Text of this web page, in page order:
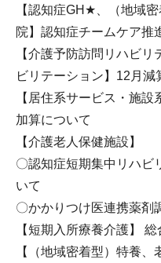
【認知症GH★、（地域
院】認知症チームケア推
【介護予防訪問リハビ
ビリテーション】12月減
【居住系サービス・施
加算について
【介護老人保健施設】
〇認知症短期集中リハビ
いて
〇かかりつけ医連携薬剤
【短期入所療養介護】
【（地域密着型）特養